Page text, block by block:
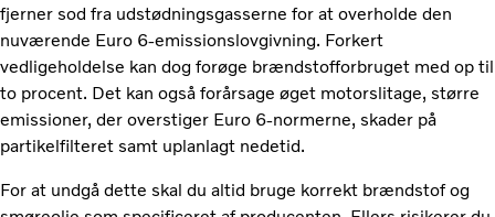
fjerner sod fra udstødningsgasserne for at overholde den
nuværende Euro 6-emissionslovgivning. Forkert
vedligeholdelse kan dog forøge brændstofforbruget med op til
to procent. Det kan også forårsage øget motorslitage, større
emissioner, der overstiger Euro 6-normerne, skader på
partikelfilteret samt uplanlagt nedetid.
For at undgå dette skal du altid bruge korrekt brændstof og